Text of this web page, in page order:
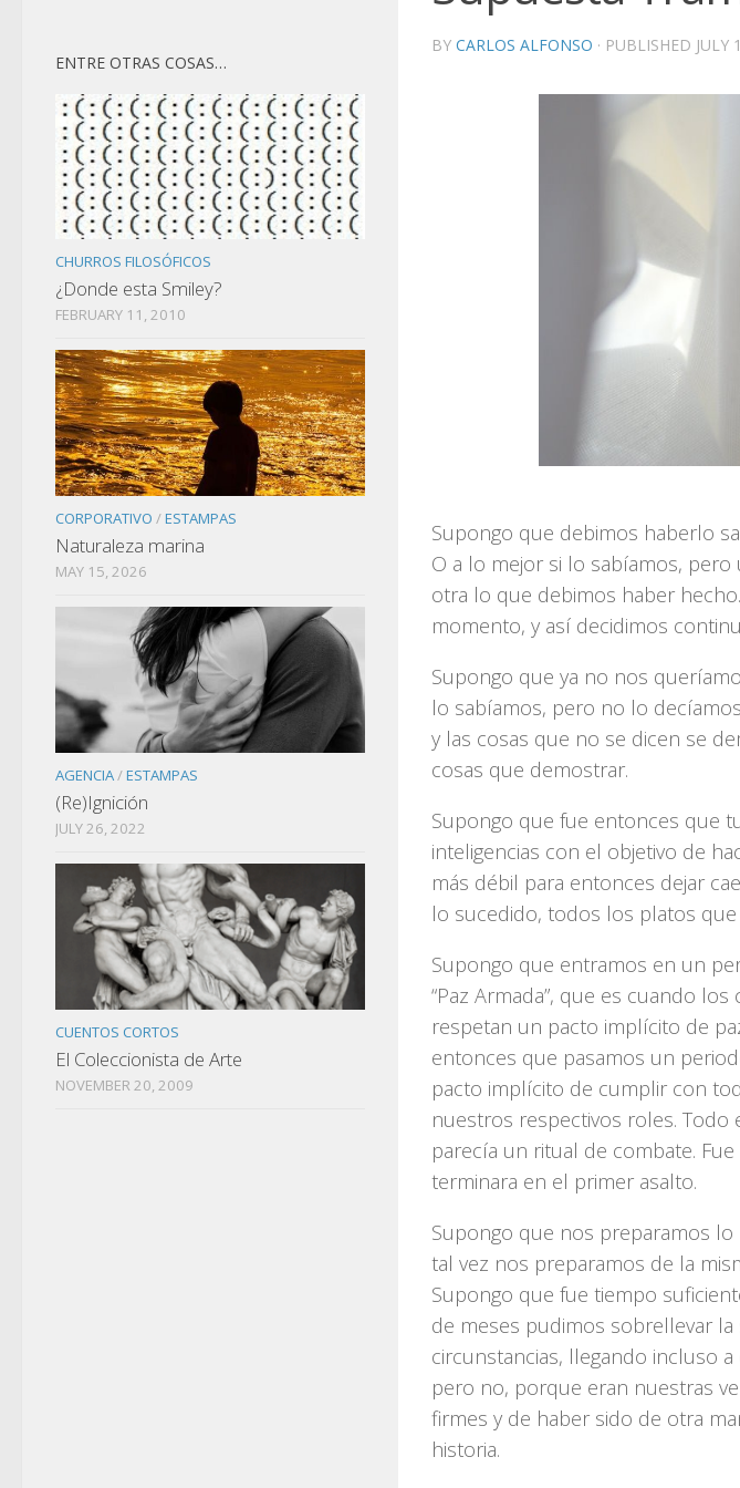
BY CARLOS ALFONSO · PUBLISHED JULY
Supongo que debimos haberlo
O a lo mejor si lo sabíamos,
otra lo que debimos haber
momento, y así decidimos
Supongo que ya no nos
lo sabíamos, pero no lo
y las cosas que no se dicen se
cosas que demostrar.
Supongo que fue entonces que
inteligencias con el objetivo de
más débil para entonces dejar
lo sucedido, todos los platos
Supongo que entramos en un
“Paz Armada”, que es cuando
respetan un pacto implícito de
entonces que pasamos un
pacto implícito de cumplir con
nuestros respectivos roles.
parecía un ritual de combate.
terminara en el primer asalto.
Supongo que nos preparamos
tal vez nos preparamos de la
Supongo que fue tiempo
de meses pudimos sobrellevar
circunstancias, llegando incluso
pero no, porque eran nuestras
firmes y de haber sido de otra
historia.
ENTRE OTRAS COSAS…
CHURROS FILOSÓFICOS
¿Donde esta Smiley?
FEBRUARY 11, 2010
CORPORATIVO /ESTAMPAS
Naturaleza marina
MAY 15, 2026
AGENCIA/ESTAMPAS
(Re)Ignición
JULY 26, 2022
CUENTOS CORTOS
El Coleccionista de Arte
NOVEMBER 20, 2009